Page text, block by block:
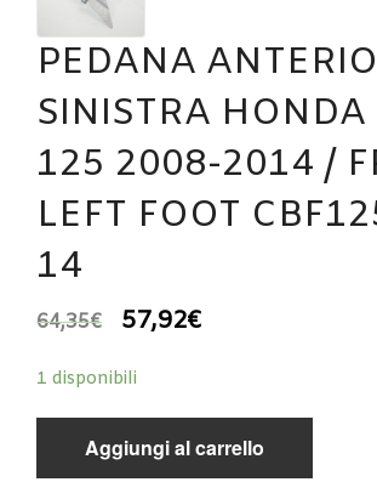
PEDANA
SINISTRA HONDA
125 2008-2014 /
LEFT FOOT
14
64,35€ 57,92€
1 disponibili
Aggiungi al carrello